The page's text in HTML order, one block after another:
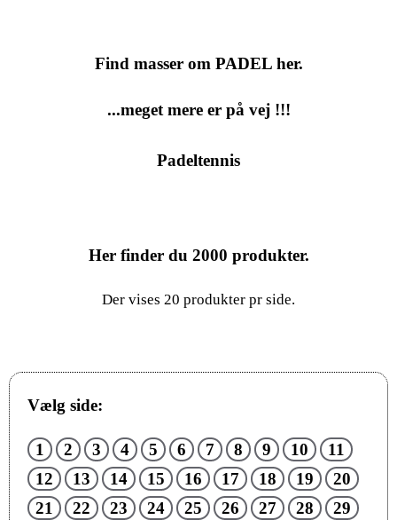
Find masser om PADEL her.
...meget mere er på vej !!!
Padeltennis
Her finder du 2000 produkter.
Der vises 20 produkter pr side.
Vælg side:
1 2 3 4 5 6 7 8 9 10
11
12
13 14 15 16 17 18 19
20
21
22 23 24 25 26 27 28
29